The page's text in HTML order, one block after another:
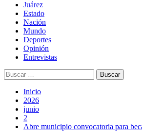
Juárez
Estado
Nación
Mundo
Deportes
Opinión
Entrevistas
Buscar:
Inicio
2026
junio
2
Abre municipio convocatoria para